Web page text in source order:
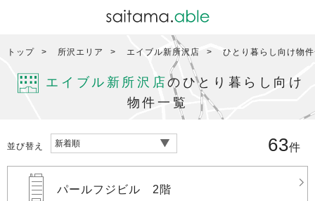
トップ 所沢エリア エイブル新所沢店 ひとり暮らし向け物
エイブル新所沢店のひとり暮らし向け
物件一覧
並び替え 63件
パールフジビル 2階